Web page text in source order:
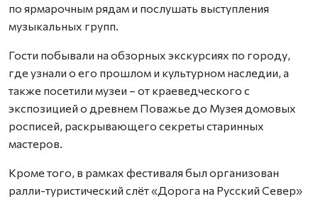
по ярмарочным рядам и послушать выступления
музыкальных групп.
Гости побывали на обзорных экскурсиях по городу,
где узнали о его прошлом и культурном наследии, а
также посетили музеи – от краеведческого с
экспозицией о древнем Поважье до Музея домовых
росписей, раскрывающего секреты старинных
мастеров.
Кроме того, в рамках фестиваля был организован
ралли-туристический слёт «Дорога на Русский Север»